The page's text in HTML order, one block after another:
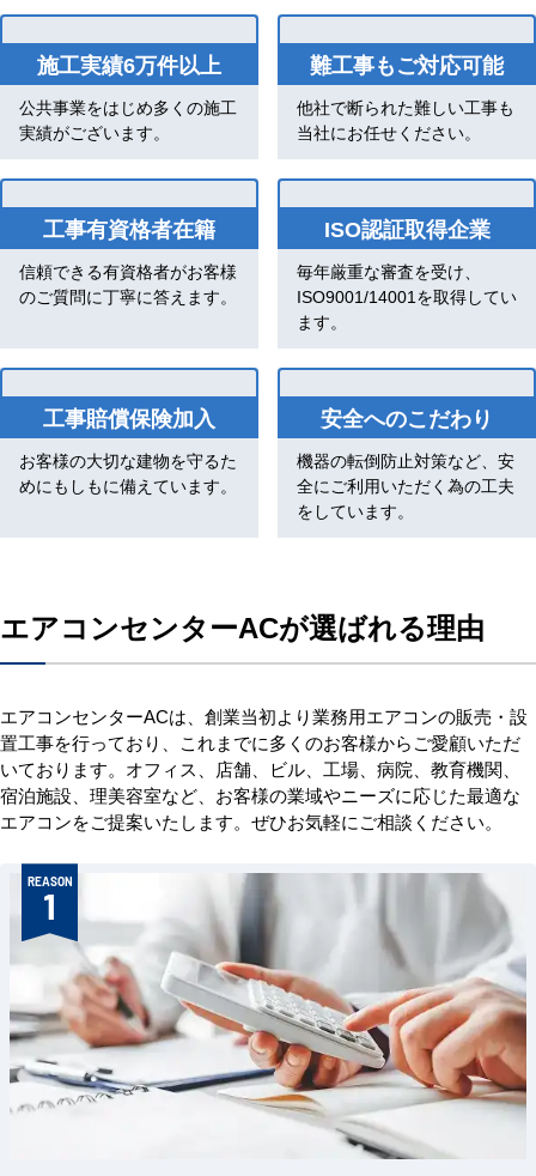
施工実績6万件以上
公共事業をはじめ多くの施工
実績がございます。
難工事もご対応可能
他社で断られた難しい工事も
当社にお任せください。
工事有資格者在籍
信頼できる有資格者がお客様
のご質問に丁寧に答えます。
ISO認証取得企業
毎年厳重な審査を受け、
ISO9001/14001を取得してい
ます。
工事賠償保険加入
お客様の大切な建物を守るた
めにもしもに備えています。
安全へのこだわり
機器の転倒防止対策など、安
全にご利用いただく為の工夫
をしています。
エアコンセンターACが選ばれる理由
エアコンセンターACは、創業当初より業務用エアコンの販売・設
置工事を行っており、これまでに多くのお客様からご愛顧いただ
いております。オフィス、店舗、ビル、工場、病院、教育機関、
宿泊施設、理美容室など、お客様の業域やニーズに応じた最適な
エアコンをご提案いたします。ぜひお気軽にご相談ください。
REASON
1